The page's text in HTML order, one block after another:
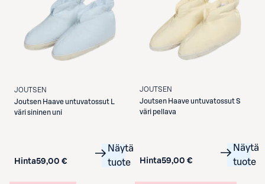
JOUTSEN
Joutsen Haave untuvatossut L
väri sininen uni
Hinta59,00 €
Näytä
tuote
JOUTSEN
Joutsen Haave untuvatossut S
väri pellava
Hinta59,00 €
Näytä
tuote